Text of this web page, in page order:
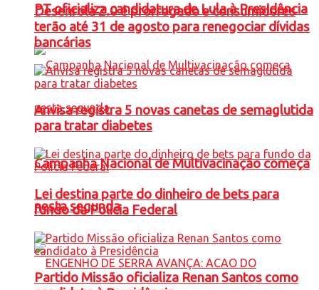
PT oficializa candidatura de Lula à Presidência
Campanha Nacional de Multivacinação começa
nesta segunda
Desenrola 2.0 é prorrogado e consumidores
terão até 31 de agosto para renegociar dívidas
bancárias
Anvisa registra 5 novas canetas de semaglutida
para tratar diabetes
Lei destina parte do dinheiro de bets para
fundo da Polícia Federal
Partido Missão oficializa Renan Santos como